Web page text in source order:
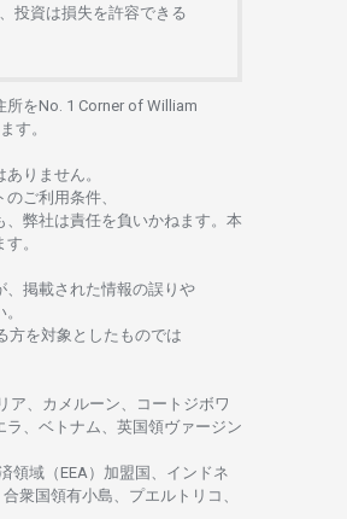
投資は損失を許容できる
所をNo. 1 Corner of William
す。
ありません。
の ご利用条件、
弊社は責任を負いかね ます。 本
。
掲載さ れた情報の誤りや
。
方を対象としたものでは
ア、カメルーン、コートジボワ
、ベトナム、 英国領ヴァージン
領域 （EEA）加盟国、インドネ
衆国領有小島、プエルトリコ、